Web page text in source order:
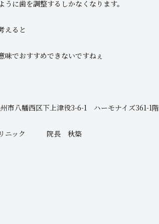
うに歯を調整するしかなくなります。
えると
味でおすすめできないですねぇ
市八幡西区下上津役3-6-1 ハーモナイズ361-1階
リニック 院長 秋築